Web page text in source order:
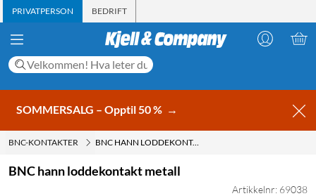
PRIVATPERSON BEDRIFT
SOMMERSALG – Opptil 50 % →
BNC-KONTAKTER BNC HANN LODDEKONTAKT METALL
BNC hann loddekontakt metall
Artikkelnr: 69038